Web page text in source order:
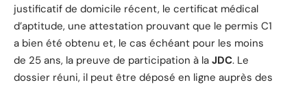
justificatif de domicile récent, le certificat médical
d’aptitude, une attestation prouvant que le permis C1
a bien été obtenu et, le cas échéant pour les moins
de 25 ans, la preuve de participation à la JDC. Le
dossier réuni, il peut être déposé en ligne auprès des